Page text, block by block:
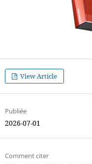
View Article
Publiée
2026-07-01
Comment citer